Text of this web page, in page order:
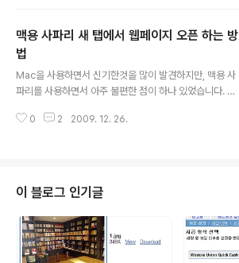
식 홈페이지 참고하세요.. http://www.apple.com/ipa
d/
맥용 사파리 새 탭에서 웹페이지 오픈 하는 방
법
Mac을 사용하면서 신기한것을 많이 발견하지만, 맥용 사
파리를 사용하면서 아주 불편한 점이 하나 있었습니다. 다
픈 되는것이 아니라 새로운 창(윈도우)에서 오픈된다는 것
pplications-Terminal 위에서 처럼 defaults write c
om.apple.Safari TargetedClicksCreateTabs -bo
ol true 을 입력하시면 됩니다. 만약 초기상태로 회복할려
면 defaults write com.apple.Safari TargetedClic
ksCreateT..
0 2 2009. 12. 26.
이 블로그 인기글